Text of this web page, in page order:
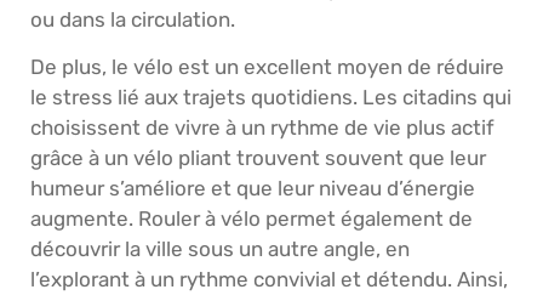
ou dans la circulation.
De plus, le vélo est un excellent moyen de réduire
le stress lié aux trajets quotidiens. Les citadins qui
choisissent de vivre à un rythme de vie plus actif
grâce à un vélo pliant trouvent souvent que leur
humeur s’améliore et que leur niveau d’énergie
augmente. Rouler à vélo permet également de
découvrir la ville sous un autre angle, en
l’explorant à un rythme convivial et détendu. Ainsi,